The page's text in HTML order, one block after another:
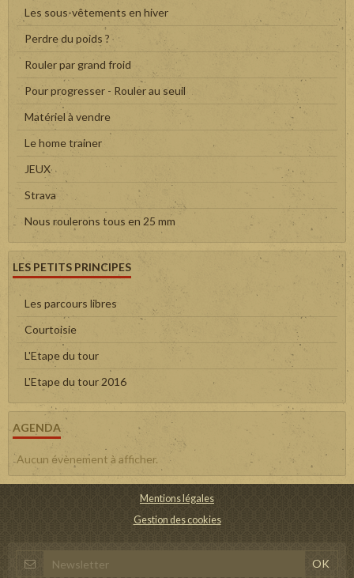
Les sous-vêtements en hiver
Perdre du poids ?
Rouler par grand froid
Pour progresser - Rouler au seuil
Matériel à vendre
Le home trainer
JEUX
Strava
Nous roulerons tous en 25 mm
LES PETITS PRINCIPES
Les parcours libres
Courtoisie
L'Etape du tour
L'Etape du tour 2016
AGENDA
Aucun évènement à afficher.
Mentions légales
Gestion des cookies